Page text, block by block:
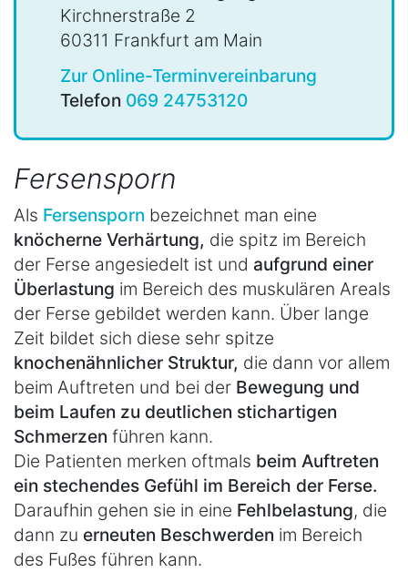
Kirchnerstraße 2
60311 Frankfurt am Main
Zur Online-Terminvereinbarung
Telefon 069 24753120
Fersensporn
Als Fersensporn bezeichnet man eine
knöcherne Verhärtung, die spitz im Bereich
der Ferse angesiedelt ist und aufgrund einer
Überlastung im Bereich des muskulären Areals
der Ferse gebildet werden kann. Über lange
Zeit bildet sich diese sehr spitze
knochenähnlicher Struktur, die dann vor allem
beim Auftreten und bei der Bewegung und
beim Laufen zu deutlichen stichartigen
Schmerzen führen kann.
Die Patienten merken oftmals beim Auftreten
ein stechendes Gefühl im Bereich der Ferse.
Daraufhin gehen sie in eine Fehlbelastung, die
dann zu erneuten Beschwerden im Bereich
des Fußes führen kann.